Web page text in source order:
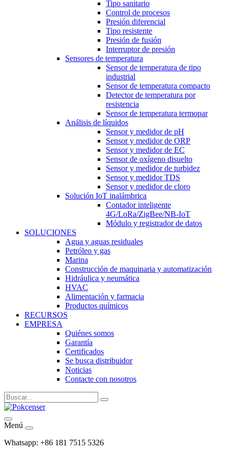
Tipo sanitario
Control de procesos
Presión diferencial
Tipo resistente
Presión de fusión
Interruptor de presión
Sensores de temperatura
Sensor de temperatura de tipo
industrial
Sensor de temperatura compacto
Detector de temperatura por
resistencia
Sensor de temperatura termopar
Análisis de líquidos
Sensor y medidor de pH
Sensor y medidor de ORP
Sensor y medidor de EC
Sensor de oxígeno disuelto
Sensor y medidor de turbidez
Sensor y medidor TDS
Sensor y medidor de cloro
Solución IoT inalámbrica
Contador inteligente
4G/LoRa/ZigBee/NB-IoT
Módulo y registrador de datos
SOLUCIONES
Agua y aguas residuales
Petróleo y gas
Marina
Construcción de maquinaria y automatización
Hidráulica y neumática
HVAC
Alimentación y farmacia
Productos químicos
RECURSOS
EMPRESA
Quiénes somos
Garantía
Certificados
Se busca distribuidor
Noticias
Contacte con nosotros
Menú
Whatsapp: +86 181 7515 5326